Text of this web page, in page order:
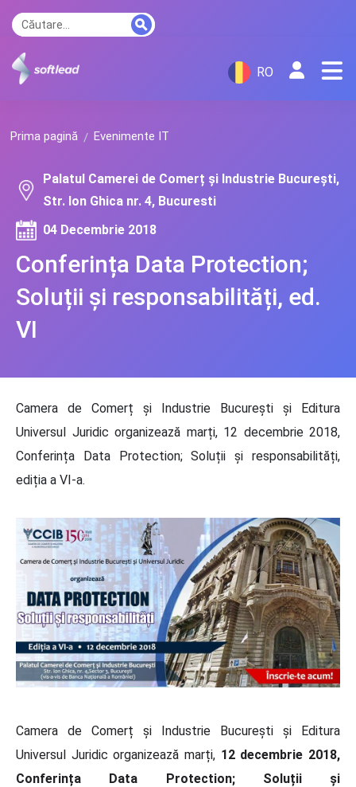
RO
Prima pagină Evenimente IT
Conferința Data Protection;
Soluții și responsabilități, ed.
VI
Palatul Camerei de Comerț și Industrie București,
Str. Ion Ghica nr. 4, Bucuresti
04 Decembrie 2018
Camera de Comerț și Industrie București și Editura
Universul Juridic organizează marți, 12 decembrie 2018,
Conferința Data Protection; Soluții și responsabilități,
ediția a VI-a.
Camera de Comerț și Industrie București și Editura
Universul Juridic organizează marți, 12 decembrie 2018,
Conferința Data Protection; Soluții și